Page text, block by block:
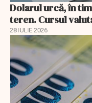
Dolarul urcă, în
teren. Cursul
28 IULIE 2026